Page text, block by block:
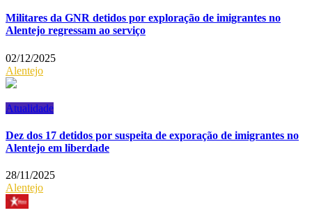
Militares da GNR detidos por exploração de imigrantes no
Alentejo regressam ao serviço
02/12/2025
Alentejo
Atualidade
Dez dos 17 detidos por suspeita de exporação de imigrantes no
Alentejo em liberdade
28/11/2025
Alentejo